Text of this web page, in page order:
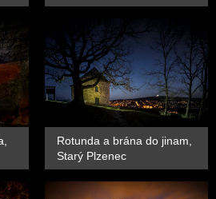
Rotunda a brána do jinam,
Starý Plzenec